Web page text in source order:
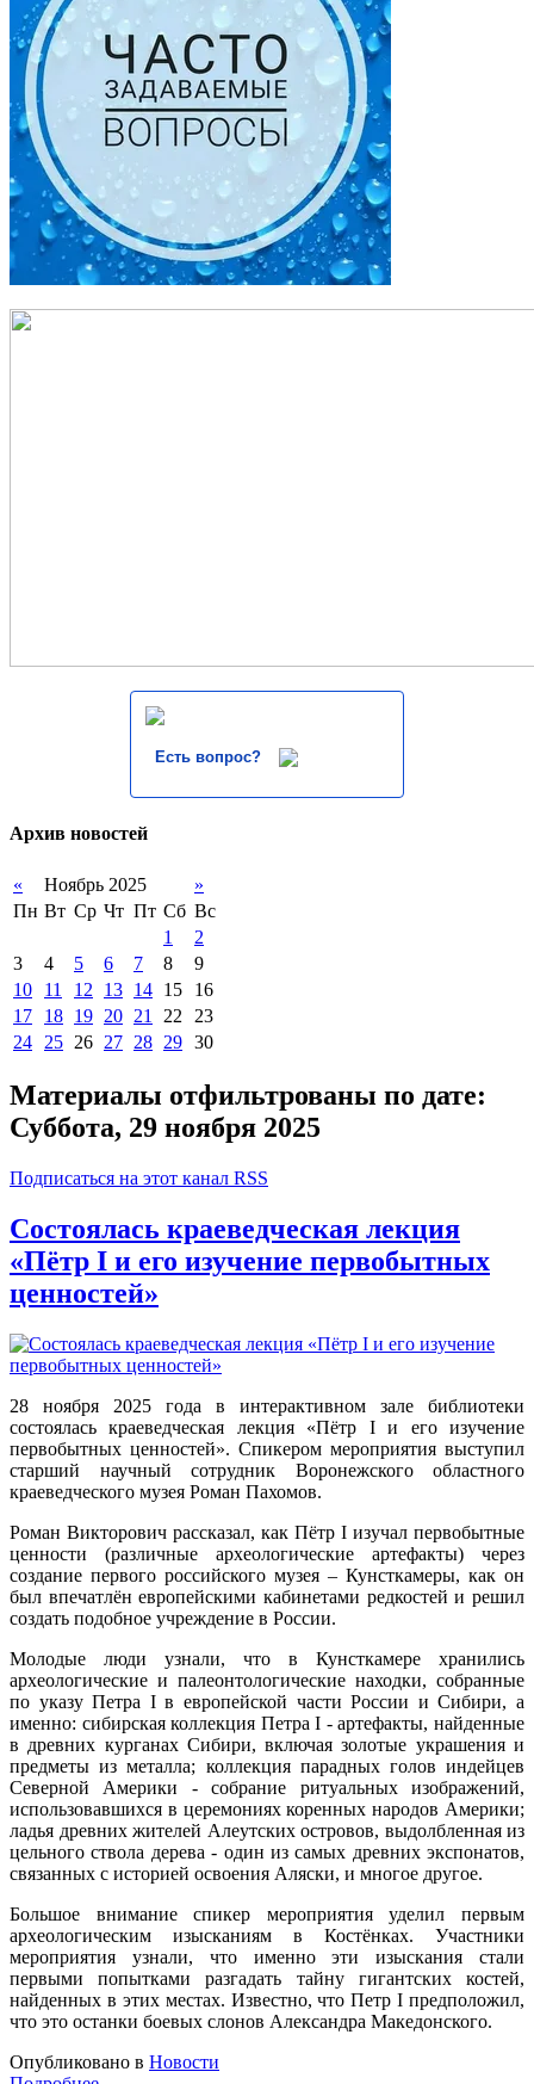
Есть вопрос?
Архив новостей
« Ноябрь 2025
»
Пн Вт Ср Чт Пт Сб Вс
1
2
3
4 5 6 7 8
9
10
11 12 13 14 15
16
17
18 19 20 21 22
23
24
25 26 27 28 29 30
Материалы отфильтрованы по дате:
Суббота, 29 ноября 2025
Подписаться на этот канал RSS
Состоялась краеведческая лекция
«Пётр I и его изучение первобытных
ценностей»
28 ноября 2025 года в интерактивном зале библиотеки
состоялась краеведческая лекция «Пётр I и его изучение
первобытных ценностей». Спикером мероприятия выступил
старший научный сотрудник Воронежского областного
краеведческого музея Роман Пахомов.
Роман Викторович рассказал, как Пётр I изучал первобытные
ценности (различные археологические артефакты) через
создание первого российского музея – Кунсткамеры, как он
был впечатлён европейскими кабинетами редкостей и решил
создать подобное учреждение в России.
Молодые люди узнали, что в Кунсткамере хранились
археологические и палеонтологические находки, собранные
по указу Петра I в европейской части России и Сибири, а
именно: сибирская коллекция Петра I - артефакты, найденные
в древних курганах Сибири, включая золотые украшения и
предметы из металла; коллекция парадных голов индейцев
Северной Америки - собрание ритуальных изображений,
использовавшихся в церемониях коренных народов Америки;
ладья древних жителей Алеутских островов, выдолбленная из
цельного ствола дерева - один из самых древних экспонатов,
связанных с историей освоения Аляски, и многое другое.
Большое внимание спикер мероприятия уделил первым
археологическим изысканиям в Костёнках. Участники
мероприятия узнали, что именно эти изыскания стали
первыми попытками разгадать тайну гигантских костей,
найденных в этих местах. Известно, что Петр I предположил,
что это останки боевых слонов Александра Македонского.
Опубликовано в Новости